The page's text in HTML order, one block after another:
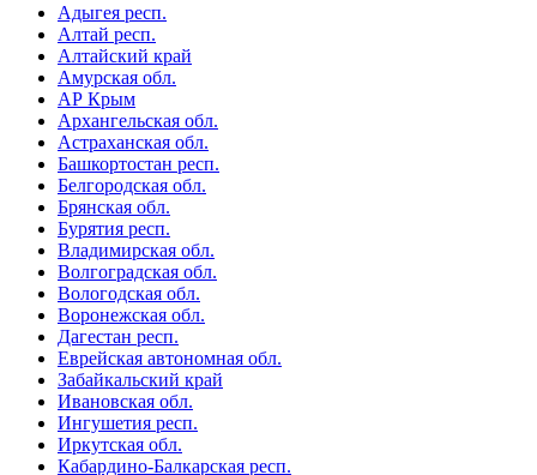
Адыгея респ.
Алтай респ.
Алтайский край
Амурская обл.
АР Крым
Архангельская обл.
Астраханская обл.
Башкортостан респ.
Белгородская обл.
Брянская обл.
Бурятия респ.
Владимирская обл.
Волгоградская обл.
Вологодская обл.
Воронежская обл.
Дагестан респ.
Еврейская автономная обл.
Забайкальский край
Ивановская обл.
Ингушетия респ.
Иркутская обл.
Кабардино-Балкарская респ.